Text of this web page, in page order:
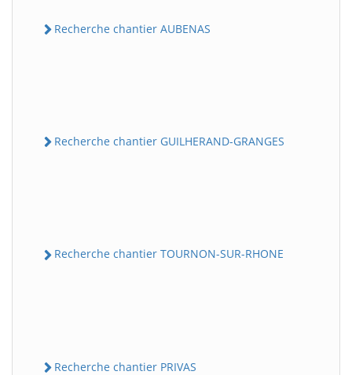
Recherche chantier AUBENAS
Recherche chantier GUILHERAND-GRANGES
Recherche chantier TOURNON-SUR-RHONE
Recherche chantier PRIVAS